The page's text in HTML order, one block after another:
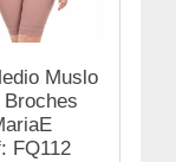
Muslo
Broches
FQ112